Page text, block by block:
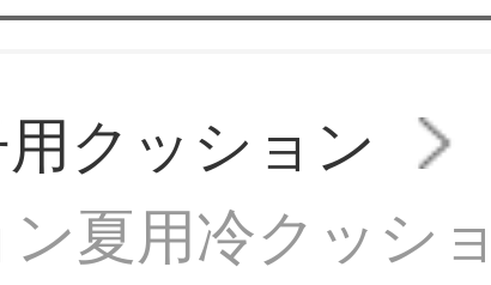
クッション
夏用冷クッシ